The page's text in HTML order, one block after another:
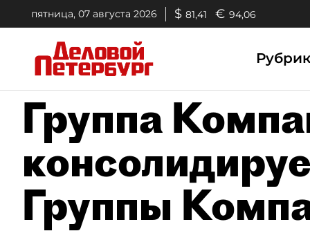
пятница, 07 августа 2026 $ 81,41 € 94,06
Группа
Группы